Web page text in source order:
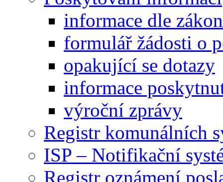
informace dle
formulář žádosti o
opakující se dotazy
informace
výroční zprávy
Registr komunálních
ISP – Notifikační
Registr oznámení